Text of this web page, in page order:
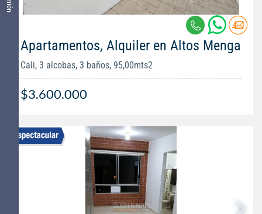
Apartamentos, Alquiler en Altos Menga
Cali, 3 alcobas, 3 baños, 95,00mts2
$3.600.000